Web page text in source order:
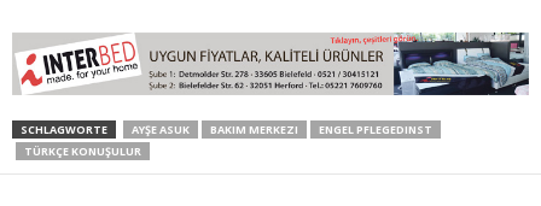
SCHLAGWORTE AYŞE ASUK BAKIM MERKEZI
ENGEL PFLEGEDINST
TÜRKÇE KONUŞULUR